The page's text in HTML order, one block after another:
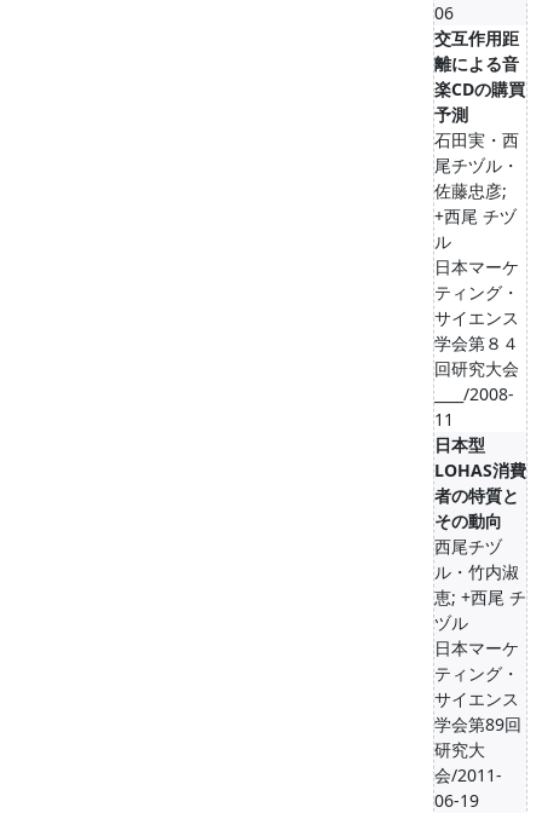
06
交互作用距
離による音
楽CDの購買
予測
石田実・西
尾チヅル・
佐藤忠彦;
+西尾 チヅ
ル
日本マーケ
ティング・
サイエンス
学会第８４
回研究大会
____/2008-
11
日本型
LOHAS消費
者の特質と
その動向
西尾チヅ
ル・竹内淑
恵; +西尾 チ
ヅル
日本マーケ
ティング・
サイエンス
学会第89回
研究大
会/2011-
06-19